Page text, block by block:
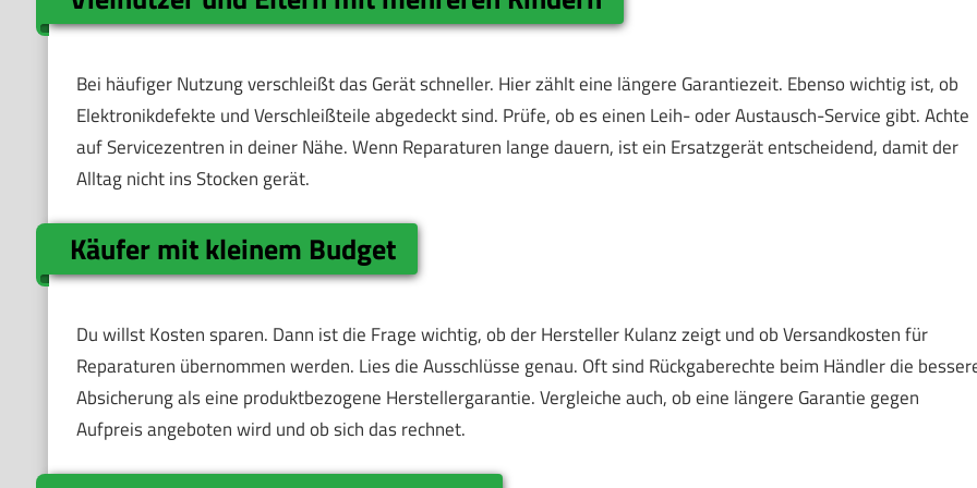
Bei häufiger Nutzung verschleißt das Gerät schneller. Hier zählt eine längere Garantiezeit. Ebenso wichtig ist, ob
Elektronikdefekte und Verschleißteile abgedeckt sind. Prüfe, ob es einen Leih- oder Austausch-Service gibt. Achte
auf Servicezentren in deiner Nähe. Wenn Reparaturen lange dauern, ist ein Ersatzgerät entscheidend, damit der
Alltag nicht ins Stocken gerät.
Käufer mit kleinem Budget
Du willst Kosten sparen. Dann ist die Frage wichtig, ob der Hersteller Kulanz zeigt und ob Versandkosten für
Reparaturen übernommen werden. Lies die Ausschlüsse genau. Oft sind Rückgaberechte beim Händler die
Absicherung als eine produktbezogene Herstellergarantie. Vergleiche auch, ob eine längere Garantie gegen
Aufpreis angeboten wird und ob sich das rechnet.